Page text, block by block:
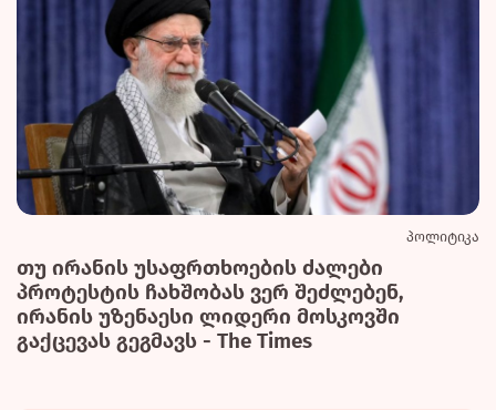
პოლიტიკა
თუ ირანის უსაფრთხოების ძალები
პროტესტის ჩახშობას ვერ შეძლებენ,
ირანის უზენაესი ლიდერი მოსკოვში
გაქცევას გეგმავს - The Times